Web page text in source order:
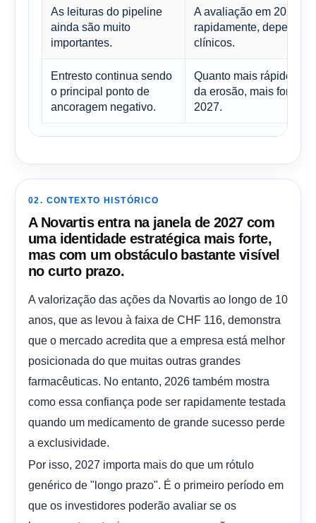
As leituras do pipeline
ainda são muito
importantes.
A avaliação em 2027
rapidamente,
clínicos.
Entresto continua sendo
o principal ponto de
ancoragem negativo.
Quanto mais rápido o
da erosão, mais forte
2027.
02. CONTEXTO HISTÓRICO
A Novartis entra na janela de 2027 com
uma identidade estratégica mais forte,
mas com um obstáculo bastante visível
no curto prazo.
A valorização das ações da Novartis ao longo de 10
anos, que as levou à faixa de CHF 116, demonstra
que o mercado acredita que a empresa está melhor
posicionada do que muitas outras grandes
farmacêuticas. No entanto, 2026 também mostra
como essa confiança pode ser rapidamente testada
quando um medicamento de grande sucesso perde
a exclusividade.
Por isso, 2027 importa mais do que um rótulo
genérico de "longo prazo". É o primeiro período em
que os investidores poderão avaliar se os